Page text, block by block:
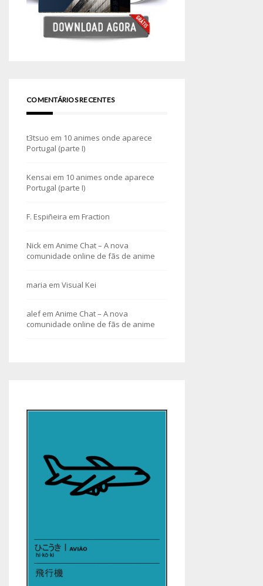
COMENTÁRIOS RECENTES
t3tsuo em 10 animes onde aparece
Portugal (parte I)
Kensai em 10 animes onde aparece
Portugal (parte I)
F. Espiñeira em Fraction
Nick em Anime Chat – A nova
comunidade online de fãs de anime
maria em Visual Kei
alefem Anime Chat – A nova
comunidade online de fãs de anime